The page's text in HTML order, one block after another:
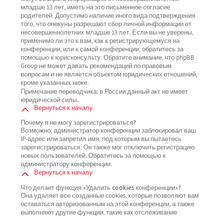
младше 13 лет, иметь на это письменное согласие
родителей. Допустимо наличие иного вида подтверждения
того, что опекуны разрешают сбор личной информации от
несовершеннолетних младше 13 лет. Если вы не уверены,
применимо ли это к вам, как к регистрирующемуся на
конференции, или к самой конференции, обратитесь за
помощью к юрисконсульту. Обратите внимание, что phpBB
Group не может давать рекомендаций по правовым
вопросам и не является объектом юридических отношений,
кроме указанных ниже.
Примечание переводчика: в России данный акт не имеет
юридической силы.
Вернуться к началу
Почему я не могу зарегистрироваться?
Возможно, администратор конференции заблокировал ваш
IP-адрес или запретил имя, под которым вы пытаетесь
зарегистрироваться. Он также мог отключить регистрацию
новых пользователей. Обратитесь за помощью к
администратору конференции.
Вернуться к началу
Что делает функция «Удалить cookies конференции»?
Она удаляет все созданные cookies, которые позволяют вам
оставаться авторизованным на этой конференции, а также
выполняют другие функции, такие как отслеживание